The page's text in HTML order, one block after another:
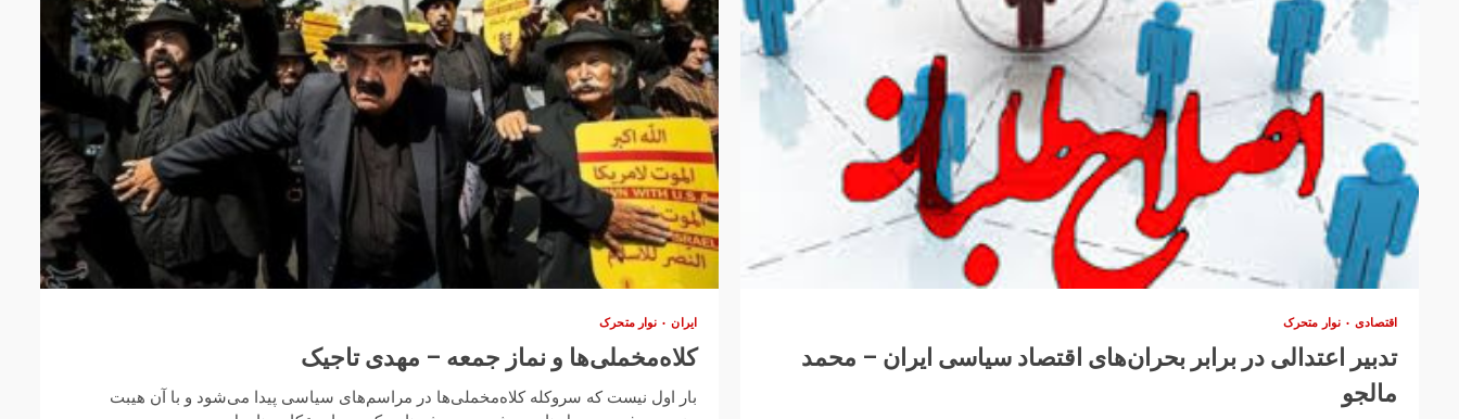
اقتصادی نوار متحرک
تدبیر اعتدالی در برابر بحران‌های اقتصاد سیاسی ایران – محمد
مالجو
ایران نوار متحرک
کلاه‌مخملی‌ها و نماز جمعه – مهدی تاجیک
بار اول نیست که سروکله کلاه‌مخملی‌ها در مراسم‌های سیاسی پیدا می‌شود و با آن هیبت